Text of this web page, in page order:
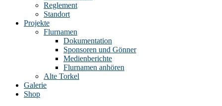
Reglement
Standort
Projekte
Flurnamen
Dokumentation
Sponsoren und Gönner
Medienberichte
Flurnamen anhören
Alte Torkel
Galerie
Shop